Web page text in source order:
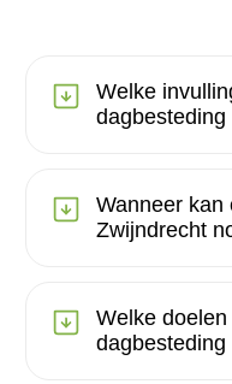
Welke
Wanneer kan
Zwijndrecht
Welke